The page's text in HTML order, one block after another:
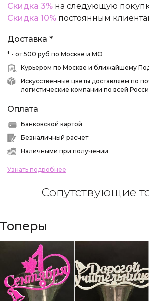
Скидка 3% на следующую
Скидка 10% постоянным
Доставка *
* - от 500 руб по Москве и МО
Курьером по Москве и ближайшему
Искусственные цветы доставляем по
логистические компании по всей
Оплата
Банковской картой
Безналичный расчет
Наличными при получении
Узнать подробнее
Сопутствующие
Топеры